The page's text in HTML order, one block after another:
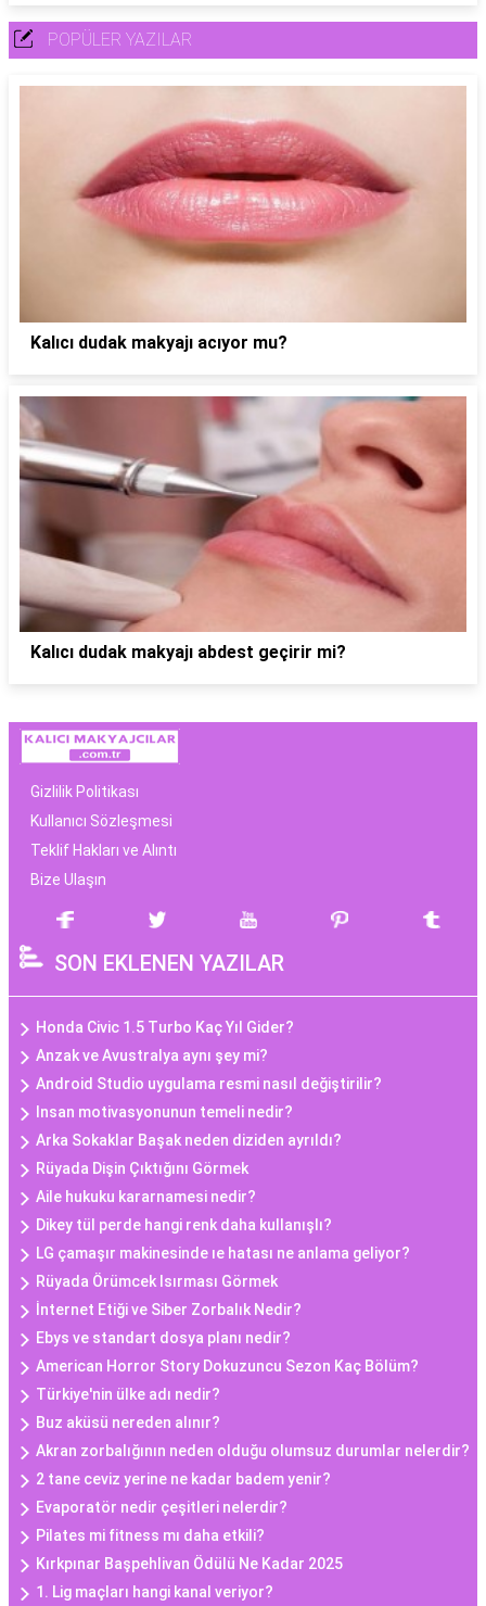
POPÜLER YAZILAR
Kalıcı dudak makyajı acıyor mu?
Kalıcı dudak makyajı abdest geçirir mi?
Gizlilik Politikası
Kullanıcı Sözleşmesi
Teklif Hakları ve Alıntı
Bize Ulaşın
SON EKLENEN YAZILAR
Honda Civic 1.5 Turbo Kaç Yıl Gider?
Anzak ve Avustralya aynı şey mi?
Android Studio uygulama resmi nasıl değiştirilir?
Insan motivasyonunun temeli nedir?
Arka Sokaklar Başak neden diziden ayrıldı?
Rüyada Dişin Çıktığını Görmek
Aile hukuku kararnamesi nedir?
Dikey tül perde hangi renk daha kullanışlı?
LG çamaşır makinesinde ıe hatası ne anlama geliyor?
Rüyada Örümcek Isırması Görmek
İnternet Etiği ve Siber Zorbalık Nedir?
Ebys ve standart dosya planı nedir?
American Horror Story Dokuzuncu Sezon Kaç Bölüm?
Türkiye'nin ülke adı nedir?
Buz aküsü nereden alınır?
Akran zorbalığının neden olduğu olumsuz durumlar nelerdir?
2 tane ceviz yerine ne kadar badem yenir?
Evaporatör nedir çeşitleri nelerdir?
Pilates mi fitness mı daha etkili?
Kırkpınar Başpehlivan Ödülü Ne Kadar 2025
1. Lig maçları hangi kanal veriyor?